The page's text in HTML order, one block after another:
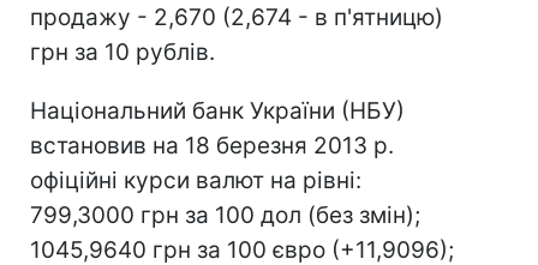
продажу - 2,670 (2,674 - в п'ятницю)
грн за 10 рублів.
Національний банк України (НБУ)
встановив на 18 березня 2013 р.
офіційні курси валют на рівні:
799,3000 грн за 100 дол (без змін);
1045,9640 грн за 100 євро (+11,9096);